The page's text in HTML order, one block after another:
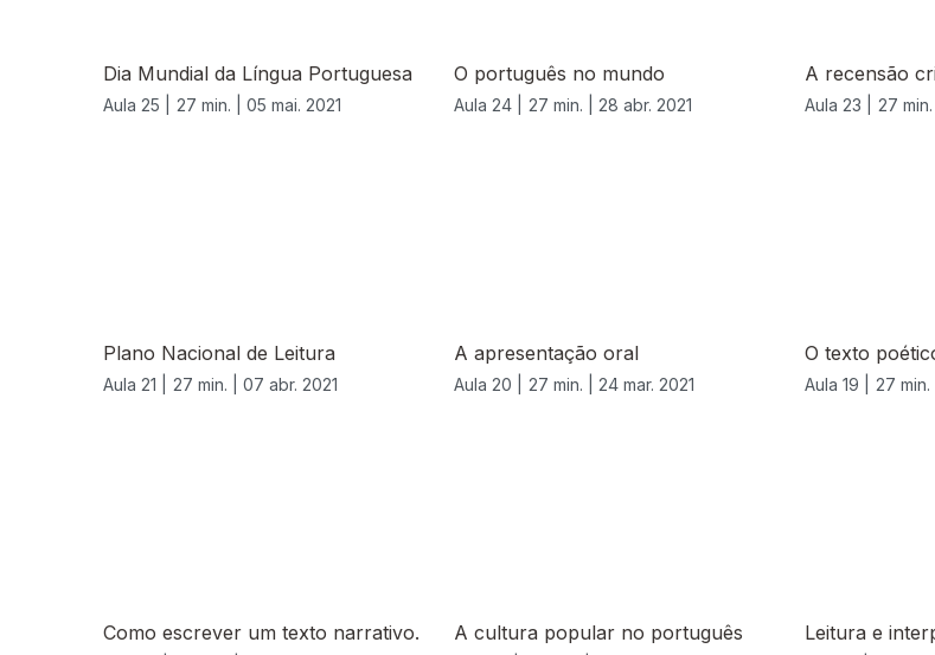
Dia Mundial da Língua Portuguesa
Aula 25 | 27 min. | 05 mai. 2021
O português no mundo
Aula 24 | 27 min. | 28 abr. 2021
A recensão
Aula 23 | 27 min.
Plano Nacional de Leitura
Aula 21 | 27 min. | 07 abr. 2021
A apresentação oral
Aula 20 | 27 min. | 24 mar. 2021
O texto
Aula 19 | 27 min. |
Como escrever um texto narrativo. A cultura popular no português Leitura e